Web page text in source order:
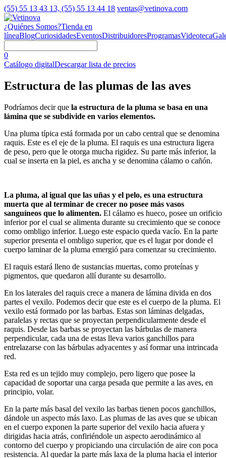
(55) 55 13 43 13, (55) 55 13 44 18 ventas@vetinova.com
¿Quiénes Somos?Tienda en
líneaBlogCuriosidadesEventosDistribuidoresProgramasVideoteca
0
Catálogo digitalDescargar lista de precios
Estructura de las plumas de las aves
Podríamos decir que la estructura de la pluma se basa en una
lámina que se subdivide en varios elementos.
Una pluma típica está formada por un cabo central que se denomina
raquis. Este es el eje de la pluma. El raquis es una estructura ligera
de peso, pero que le otorga mucha rigidez. Su parte más inferior, la
cual se inserta en la piel, es ancha y se denomina cálamo o cañón.
La pluma, al igual que las uñas y el pelo, es una estructura
muerta que al terminar de crecer no posee más vasos
sanguíneos que lo alimenten. El cálamo es hueco, posee un orificio
inferior por el cual se alimenta durante su crecimiento que se conoce
como ombligo inferior. Luego este espacio queda vacío. En la parte
superior presenta el ombligo superior, que es el lugar por donde el
cuerpo laminar de la pluma emergió para comenzar su crecimiento.
El raquis estará lleno de sustancias muertas, como proteínas y
pigmentos, que quedaron allí durante su desarrollo.
En los laterales del raquis crece a manera de lámina divida en dos
partes el vexilo. Podemos decir que este es el cuerpo de la pluma. El
vexilo está formado por las barbas. Estas son láminas delgadas,
paralelas y rectas que se proyectan perpendicularmente desde el
raquis. Desde las barbas se proyectan las bárbulas de manera
perpendicular, cada una de estas lleva varios ganchillos para
entrelazarse con las bárbulas adyacentes y así formar una intrincada
red.
Esta red es un tejido muy complejo, pero ligero que posee la
capacidad de soportar una carga pesada que permite a las aves, en
principio, volar.
En la parte más basal del vexilo las barbas tienen pocos ganchillos,
dándole un aspecto más laxo. Las plumas de las aves que se ubican
en el cuerpo exponen la parte superior del vexilo hacia afuera y
dirigidas hacia atrás, confiriéndole un aspecto aerodinámico al
contorno del cuerpo y propiciando una circulación de aire con poca
resistencia. Al quedar la parte más laxa de la pluma hacia el interior